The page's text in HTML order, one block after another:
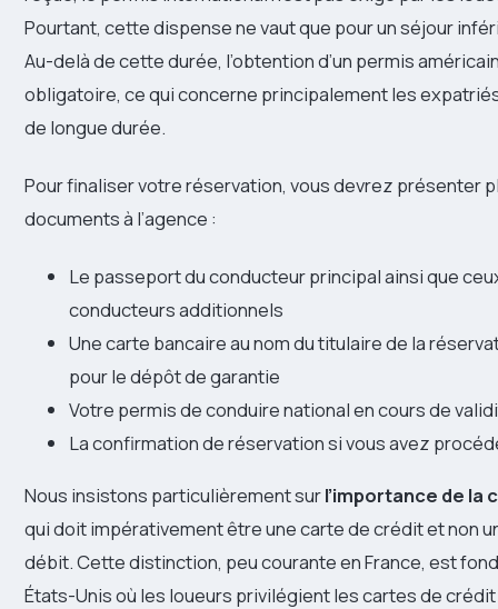
Pourtant, cette dispense ne vaut que pour un séjour
Au-delà de cette durée, l’obtention d’un permis
obligatoire, ce qui concerne principalement les
de longue durée.
Pour finaliser votre réservation, vous devrez présenter
documents à l’agence :
Le passeport du conducteur principal ainsi que
conducteurs additionnels
Une carte bancaire au nom du titulaire de la
pour le dépôt de garantie
Votre permis de conduire national en cours de
La confirmation de réservation si vous avez
Nous insistons particulièrement surl’importance de la
qui doit impérativement être une carte de crédit et non
débit. Cette distinction, peu courante en France, est
États-Unis où les loueurs privilégient les cartes de